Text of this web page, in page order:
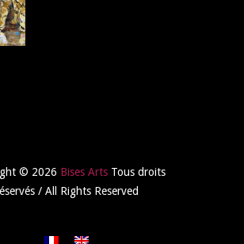
© 2026 Bises Arts Tous droits
/ All Rights Reserved